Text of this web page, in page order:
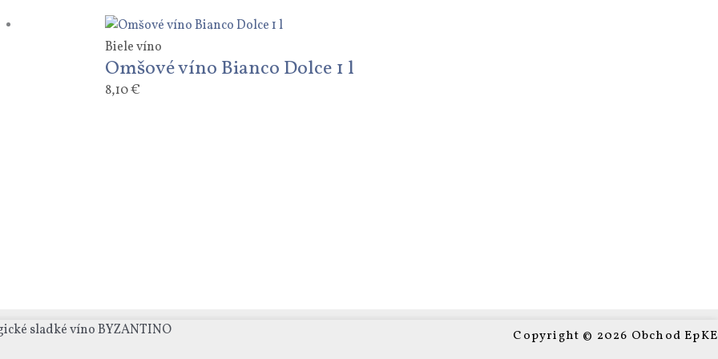
Biele víno
Omšové víno Bianco Dolce 1 l
8,10€
Copyright © 2026 Obchod EpKE
sladké víno BYZANTINO